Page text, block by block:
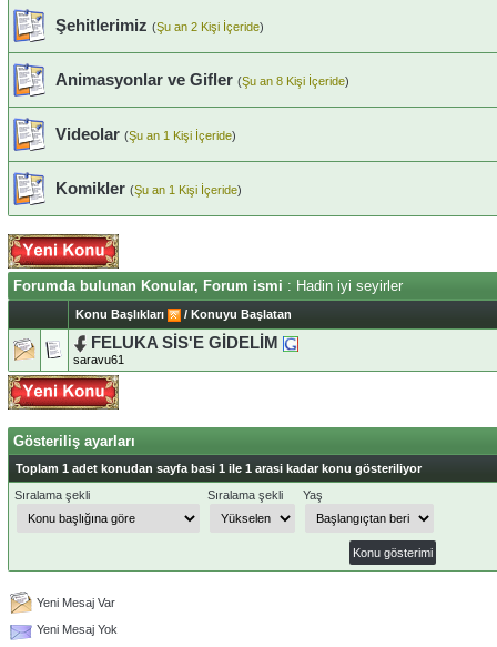
Şehitlerimiz (Şu an 2 Kişi İçeride)
Animasyonlar ve Gifler (Şu an 8 Kişi İçeride)
Videolar (Şu an 1 Kişi İçeride)
Komikler (Şu an 1 Kişi İçeride)
Forumda bulunan Konular, Forum ismi : Hadin iyi seyirler
Konu Başlıkları / Konuyu Başlatan
FELUKA SİS'E GİDELİM
saravu61
Gösteriliş ayarları
Toplam 1 adet konudan sayfa basi 1 ile 1 arasi kadar konu gösteriliyor
Sıralama şekli
Sıralama şekli Yaş
Yeni Mesaj Var
Yeni Mesaj Yok